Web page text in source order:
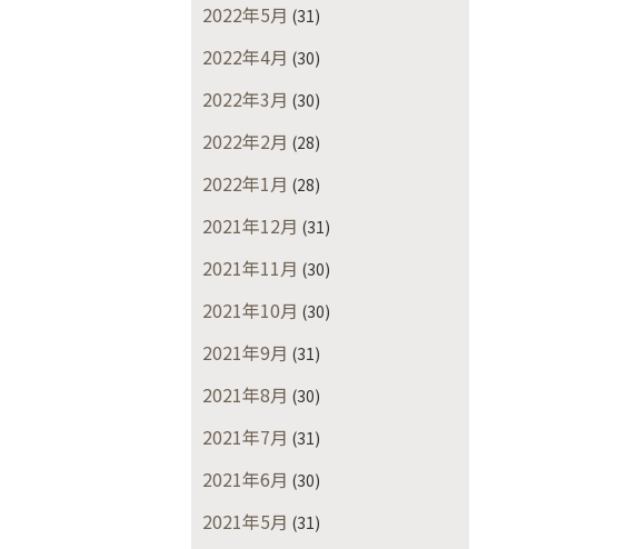
2022年5月 (31)
2022年4月 (30)
2022年3月 (30)
2022年2月 (28)
2022年1月 (28)
2021年12月 (31)
2021年11月 (30)
2021年10月 (30)
2021年9月 (31)
2021年8月 (30)
2021年7月 (31)
2021年6月 (30)
2021年5月 (31)